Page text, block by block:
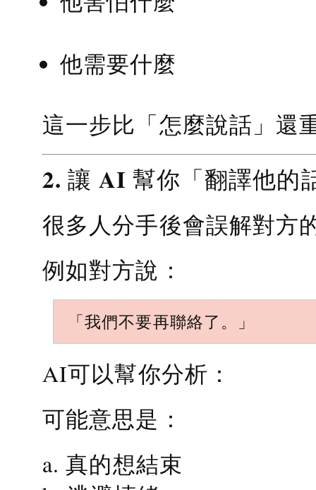
他需要什麼
這一步比「怎麼說話」還
2. 讓 AI 幫你「翻譯他的
很多人分手後會誤解對方
例如對方說：
「我們不要再聯絡了。」
AI可以幫你分析：
可能意思是：
a. 真的想結束